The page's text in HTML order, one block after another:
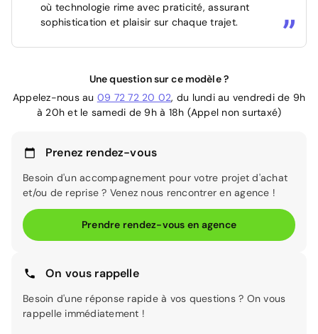
où technologie rime avec praticité, assurant
sophistication et plaisir sur chaque trajet.
Une question sur ce modèle ?
Appelez-nous au 09 72 72 20 02, du lundi au vendredi de 9h
à 20h et le samedi de 9h à 18h (Appel non surtaxé)
Prenez rendez-vous
Besoin d'un accompagnement pour votre projet d'achat
et/ou de reprise ? Venez nous rencontrer en agence !
Prendre rendez-vous en agence
On vous rappelle
Besoin d'une réponse rapide à vos questions ? On vous
rappelle immédiatement !